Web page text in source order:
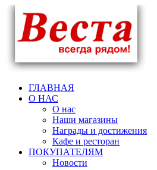
ГЛАВНАЯ
О НАС
О нас
Наши магазины
Награды и достижения
Кафе и ресторан
ПОКУПАТЕЛЯМ
Новости